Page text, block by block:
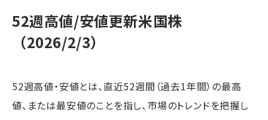
52週高値/安値更新米国株
（2026/2/3）
52週高値・安値とは、直近52週間（過去1年間）の最高
値、または最安値のことを指し、市場のトレンドを把握し